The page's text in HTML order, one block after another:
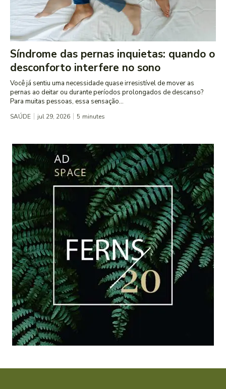
Síndrome das pernas inquietas: quando o
desconforto interfere no sono
Você já sentiu uma necessidade quase irresistível de mover as
pernas ao deitar ou durante períodos prolongados de descanso?
Para muitas pessoas, essa sensação...
SAÚDE jul 29, 2026 5 minutes